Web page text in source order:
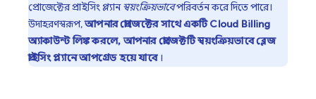
প্রোজেক্টের প্রাইসিং প্ল্যানস্বয়ংক্রিয়ভাবেপরিবর্তন করে দিতে পারে।
উদাহরণস্বরূপ,আপনার প্রোজেক্টের সাথে একটিCloud Billing
অ্যাকাউন্ট লিঙ্ক করলে, আপনার প্রোজেক্টটি স্বয়ংক্রিয়ভাবে ব্লেজ
প্রাইসিং প্ল্যানে আপগ্রেড হয়ে যাবে।